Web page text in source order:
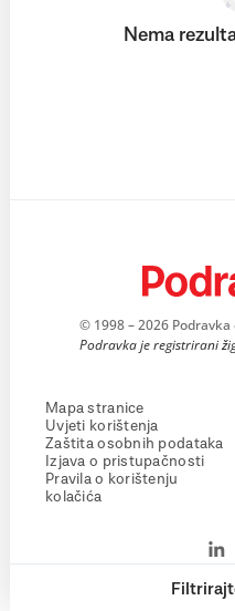
Nema
© 1998 – 2026
Podravka je registrirani
Mapa stranice
Uvjeti korištenja
Zaštita osobnih podataka
Izjava o pristupačnosti
Pravila o korištenju
kolačića